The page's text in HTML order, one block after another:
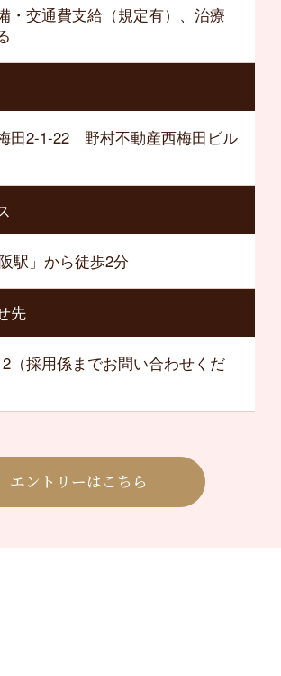
・交通費支給（規定有）、治療
田2-1-22 野村不動産西梅田ビル
駅」から徒歩2分
先
（採用係までお問い合わせくだ
エントリーはこちら